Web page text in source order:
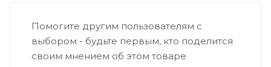
Помогите другим пользователям с
выбором - будьте первым, кто поделится
своим мнением об этом товаре